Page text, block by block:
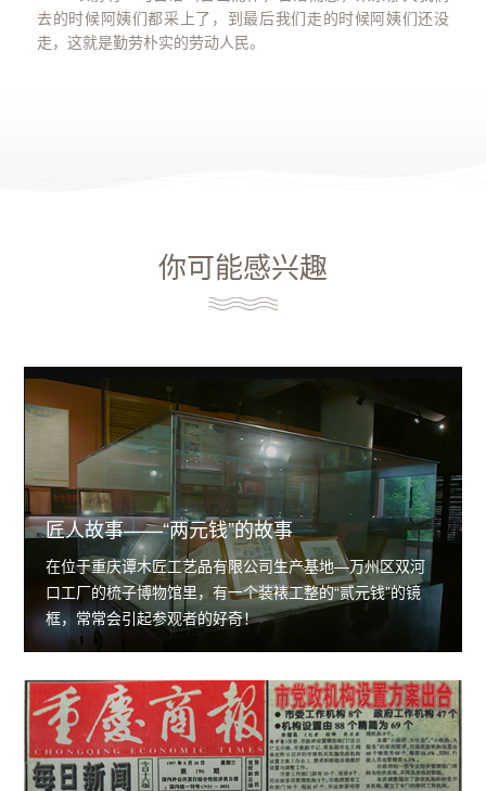
去的时候阿姨们都采上了，到最后我们走的时候阿姨们还没
走，这就是勤劳朴实的劳动人民。
你可能感兴趣
匠人故事——“两元钱”的故事
在位于重庆谭木匠工艺品有限公司生产基地—万州区双河
口工厂的梳子博物馆里，有一个装裱工整的“贰元钱”的镜
框，常常会引起参观者的好奇！